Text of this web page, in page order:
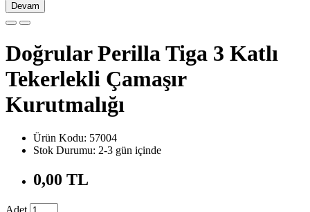
Devam
Doğrular Perilla Tiga 3 Katlı
Tekerlekli Çamaşır
Kurutmalığı
Ürün Kodu: 57004
Stok Durumu: 2-3 gün içinde
0,00 TL
Adet